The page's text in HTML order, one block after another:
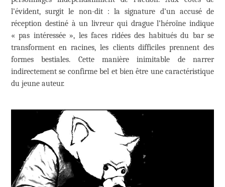
l’évident, surgit le non-dit : la signature d’un accusé de
réception destiné à un livreur qui drague l’héroïne indique
« pas intéressée », les faces ridées des habitués du bar se
transforment en racines, les clients difficiles prennent des
formes bestiales. Cette manière inimitable de narrer
indirectement se confirme bel et bien être une caractéristique
du jeune auteur.